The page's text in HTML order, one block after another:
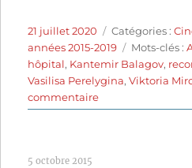
Publié
le
21 juillet 2020 Catégories
Catégories :
années 2015-2019
Étiquettes
Mots-clés :
hôpital, Kantemir Balagov,
Vasilisa Perelygina,Viktoria
commentairesur
Une
5 octobre 2015